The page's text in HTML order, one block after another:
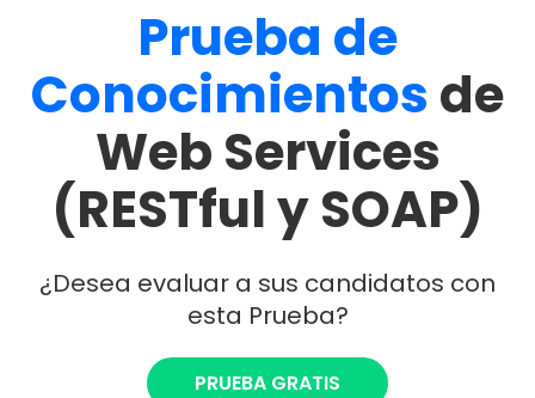
Prueba de
Conocimientos de
Web Services
(RESTful y SOAP)
¿Desea evaluar a sus candidatos con
esta Prueba?
PRUEBA GRATIS